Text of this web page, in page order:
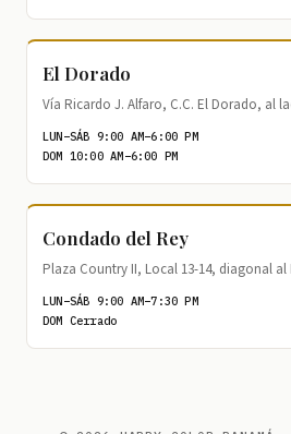
El Dorado
Vía Ricardo J. Alfaro, C.C. El Dorado, al
LUN–SÁB 9:00 AM–6:00 PM
DOM 10:00 AM–6:00 PM
Condado del Rey
Plaza Country II, Local 13-14, diagonal
LUN–SÁB 9:00 AM–7:30 PM
DOM Cerrado